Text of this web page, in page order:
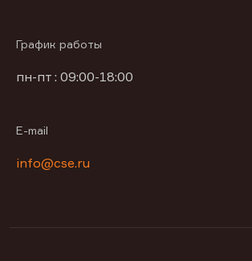
График работы
пн-пт : 09:00-18:00
E-mail
info@cse.ru